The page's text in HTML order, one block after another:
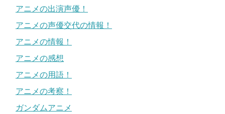
アニメの出演声優！
アニメの声優交代の情報！
アニメの情報！
アニメの感想
アニメの用語！
アニメの考察！
ガンダムアニメ